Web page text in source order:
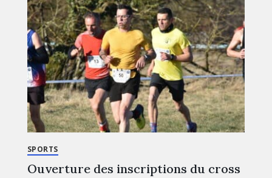
SPORTS
Ouverture des inscriptions du cross